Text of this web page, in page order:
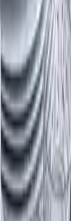
aşamasında
tabağında
bazı
endişe
olumsuz
olunması
sorunların
gerektirir.